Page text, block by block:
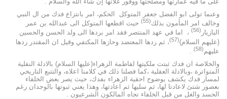
وعنما تولى ابو الفضل جعفر المتوكل الحكم، امر بانتزاع فدك من ال النبي
وخالف امر المأمون بذلك(55)
حيث اقطعها المتوكل الى عبدالله بن عمر
البازيار (56)
، اما في عهد المنتصر فقد امر بردها الى ولد الحسن والحسين
(عليهم السلام)(57)
، ثم ردها المعتضد وحازها المكتفي وقيل ان المقتدر ردها
عليهم(58)
.
والخلاصة ان فدك ثبتت ملكيتها لفاطمة الزهراء(عليها السلام) بالادلة النقلية
المتواترة ،وبالادلة العقلية ،كما فصلنا ذلك في كلامنا اعلاه، والتتبع التاريخي
لمسار فدك يكشف بوضوح احقية الزهراء بفدك، حيث يصر بعض الخلفاء
بعصور شتئ لاعادتا لها، ثم سليها ثم اعادتها، وهذا يعني ثبوتها بالوجدان رغم
الحسد والغل من قبل الخلفاء تجاه المالكون الشرعيون .